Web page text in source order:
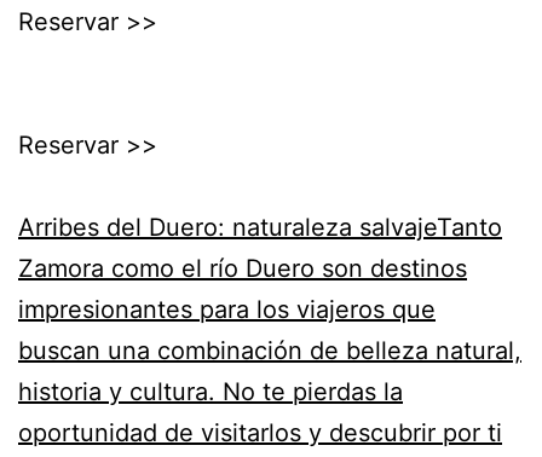
Reservar >>
Reservar >>
Arribes del Duero: naturaleza salvajeTanto
Zamora como el río Duero son destinos
impresionantes para los viajeros que
buscan una combinación de belleza natural,
historia y cultura. No te pierdas la
oportunidad de visitarlos y descubrir por ti